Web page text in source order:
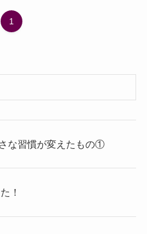
1
な習慣が変えたもの①
！